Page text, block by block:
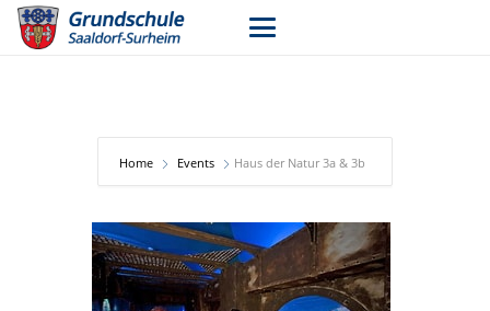
Home Events Haus der Natur 3a & 3b